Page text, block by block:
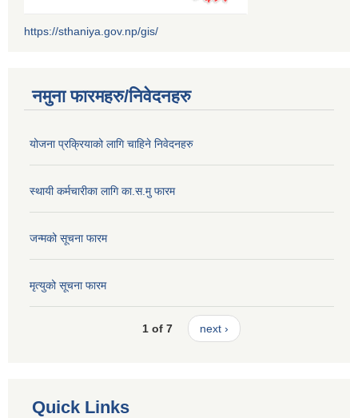
https://sthaniya.gov.np/gis/
नमुना फारमहरु/निवेदनहरु
योजना प्रक्रियाको लागि चाहिने निवेदनहरु
स्थायी कर्मचारीका लागि का.स.मु फारम
जन्मको सूचना फारम
मृत्युको सूचना फारम
1 of 7 next ›
Quick Links